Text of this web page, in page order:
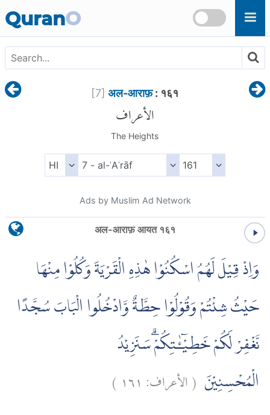
QuranO
[7] अल-आराफ़: १६१
الأعراف
The Heights
Ads by Muslim Ad Network
अल-आराफ़ आयत १६१
وَاِذْ قِيْلَ لَهُمُ اسْكُنُوْا هٰذِهِ الْقَرْيَةَ وَكُلُوْا مِنْهَا
حَيْثُ شِئْتُمْ وَقُوْلُوْا حِطَّةٌ وَّادْخُلُوا الْبَابَ سُجَّدًا
نَّغْفِرْ لَكُمْ خَطِيْۤـٰٔتِكُمْۗ سَنَزِيْدُ
الْمُحْسِنِيْنَ (الأعراف: ١٦١ )